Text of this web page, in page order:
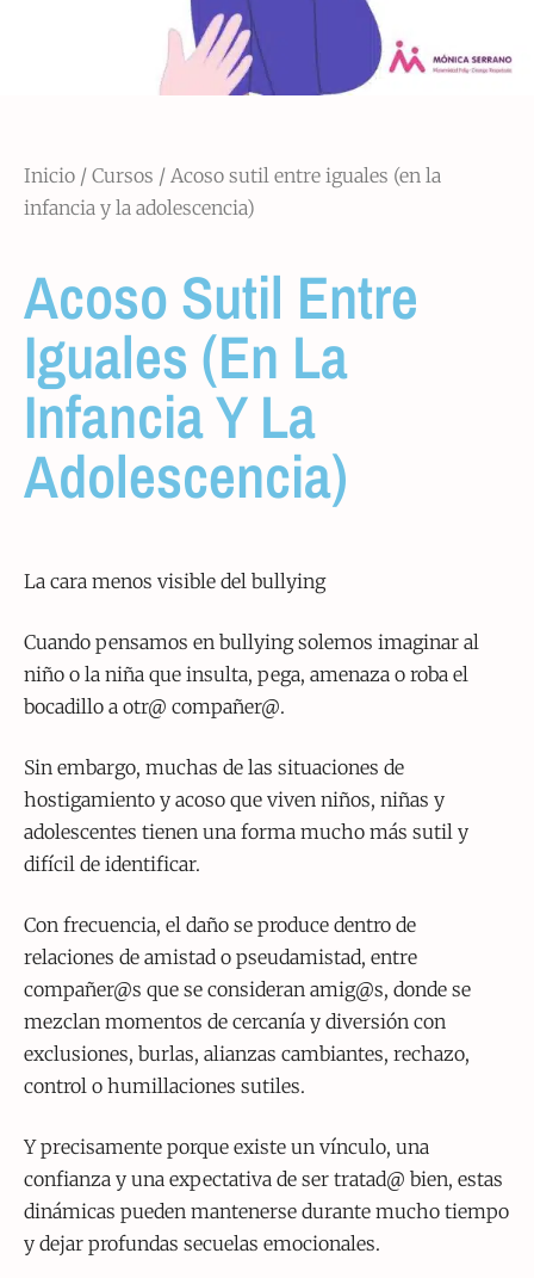
Inicio / Cursos / Acoso sutil entre iguales (en la
infancia y la adolescencia)
Acoso Sutil Entre
Iguales (en La
Infancia Y La
Adolescencia)
La cara menos visible del bullying
Cuando pensamos en bullying solemos imaginar al
niño o la niña que insulta, pega, amenaza o roba el
bocadillo a otr@ compañer@.
Sin embargo, muchas de las situaciones de
hostigamiento y acoso que viven niños, niñas y
adolescentes tienen una forma mucho más sutil y
difícil de identificar.
Con frecuencia, el daño se produce dentro de
relaciones de amistad o pseudamistad, entre
compañer@s que se consideran amig@s, donde se
mezclan momentos de cercanía y diversión con
exclusiones, burlas, alianzas cambiantes, rechazo,
control o humillaciones sutiles.
Y precisamente porque existe un vínculo, una
confianza y una expectativa de ser tratad@ bien, estas
dinámicas pueden mantenerse durante mucho tiempo
y dejar profundas secuelas emocionales.